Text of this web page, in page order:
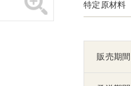
特定原材料
販売期間